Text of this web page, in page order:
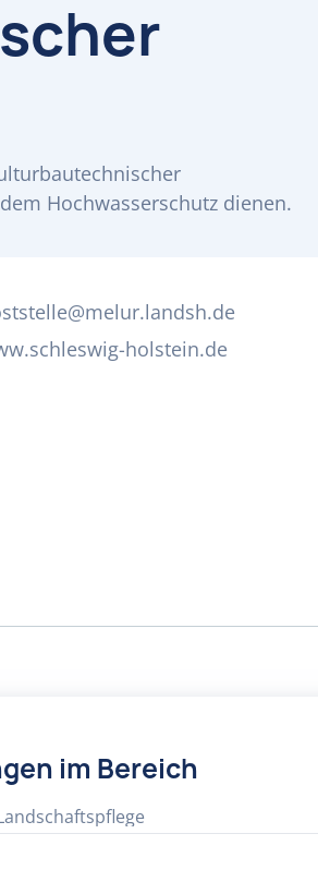
Hochwasserschutz dienen.
holstein.de
im Bereich